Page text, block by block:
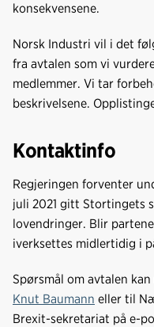
konsekvensene.
Norsk Industri vil i det
fra avtalen som vi
medlemmer. Vi tar
beskrivelsene.
Kontaktinfo
Regjeringen forventer
juli 2021 gitt Stortingets
lovendringer. Blir
iverksettes midlertidig i
Spørsmål om avtalen
Knut Baumann eller til
Brexit-sekretariat på e-